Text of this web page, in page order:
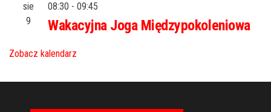
sie
9
08:30 - 09:45
Wakacyjna Joga Międzypokoleniowa
Zobacz kalendarz